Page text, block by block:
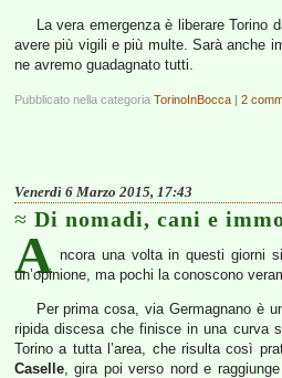
La vera emergenza è liberare
avere più vigili e più multe. Sarà anche
ne avremo guadagnato tutti.
Pubblicato nella categoria TorinoInBocca | 2
Venerdì 6 Marzo 2015, 17:43
Di nomadi, cani e
A ncora una volta in questi giorni
un’opinione, ma pochi la conoscono
Per prima cosa, via Germagnano è
ripida discesa che finisce in una curva
Torino a tutta l’area, che risulta così
Caselle, gira poi verso nord e raggiunge